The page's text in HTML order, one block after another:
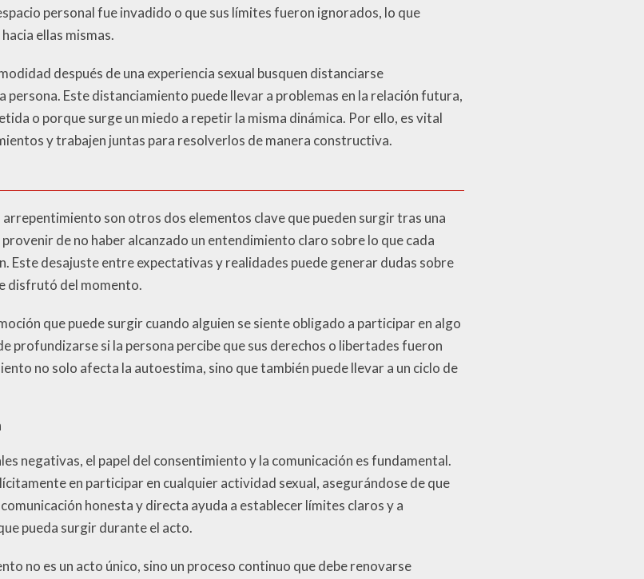
personal fue invadido o que sus límites fueron ignorados, lo que
ellas mismas.
después de una experiencia sexual busquen distanciarse
persona. Este distanciamiento puede llevar a problemas en la relación futura,
o porque surge un miedo a repetir la misma dinámica. Por ello, es vital
y trabajen juntas para resolverlos de manera constructiva.
son otros dos elementos clave que pueden surgir tras una
de no haber alcanzado un entendimiento claro sobre lo que cada
Este desajuste entre expectativas y realidades puede generar dudas sobre
disfrutó del momento.
que puede surgir cuando alguien se siente obligado a participar en algo
profundizarse si la persona percibe que sus derechos o libertades fueron
no solo afecta la autoestima, sino que también puede llevar a un ciclo de
negativas, el papel del consentimiento y la comunicación es fundamental.
en participar en cualquier actividad sexual, asegurándose de que
honesta y directa ayuda a establecer límites claros y a
pueda surgir durante el acto.
no es un acto único, sino un proceso continuo que debe renovarse